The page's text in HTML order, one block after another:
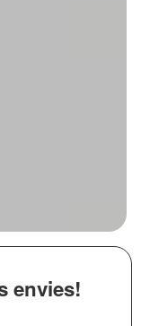
envies!